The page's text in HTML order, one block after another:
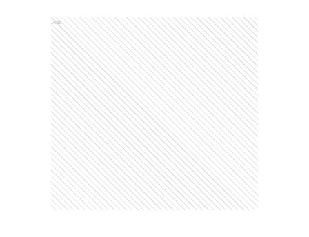
Ads